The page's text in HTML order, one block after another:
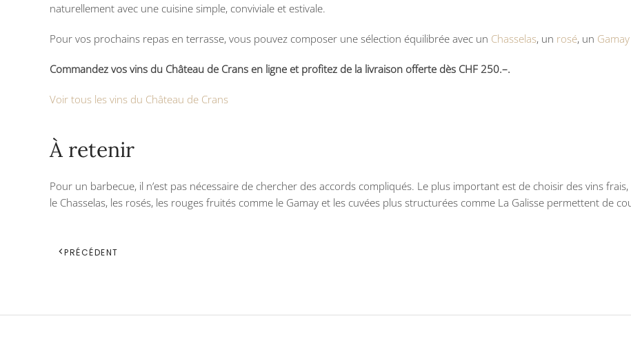
naturellement avec une cuisine simple, conviviale et estivale.
Pour vos prochains repas en terrasse, vous pouvez composer une sélection équilibrée avec un Chasselas, un rosé, un Gamay
Commandez vos vins du Château de Crans en ligne et profitez de la livraison offerte dès CHF 250.–.
Voir tous les vins du Château de Crans
À retenir
Pour un barbecue, il n’est pas nécessaire de chercher des accords compliqués. Le plus important est de choisir des vins
le Chasselas, les rosés, les rouges fruités comme le Gamay et les cuvées plus structurées comme La Galisse permettent de
PRÉCÉDENT